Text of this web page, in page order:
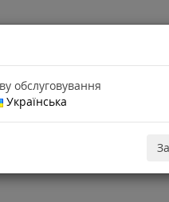
обслуговування
Українська